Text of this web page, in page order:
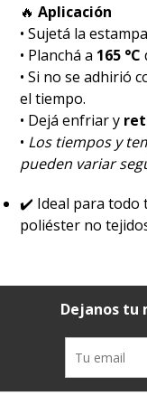
🔥 Aplicación
• Sujetá la
• Planchá a 165 °C
• Si no se adhirió
el tiempo.
• Dejá enfriar y
• Los tiempos y
pueden variar
✔️ Ideal para todo
poliéster no
Dejanos tu